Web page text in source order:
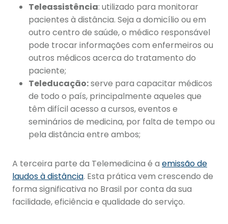
Teleassistência: utilizado para monitorar
pacientes à distância. Seja a domicílio ou em
outro centro de saúde, o médico responsável
pode trocar informações com enfermeiros ou
outros médicos acerca do tratamento do
paciente;
Teleducação:serve para capacitar médicos
de todo o país, principalmente aqueles que
têm difícil acesso a cursos, eventos e
seminários de medicina, por falta de tempo ou
pela distância entre ambos;
A terceira parte da Telemedicina é a emissão de
laudos à distância. Esta prática vem crescendo de
forma significativa no Brasil por conta da sua
facilidade, eficiência e qualidade do serviço.